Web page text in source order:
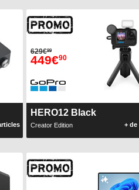
629€99
449€90
HERO12 Black
Creator Edition + de